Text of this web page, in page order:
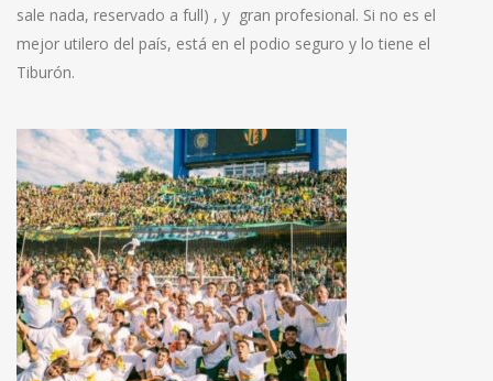
sale nada, reservado a full) , y gran profesional. Si no es el
mejor utilero del país, está en el podio seguro y lo tiene el
Tiburón.